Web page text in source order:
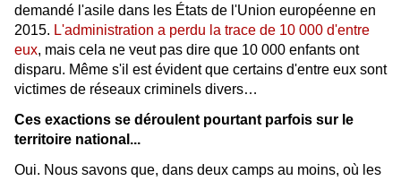
demandé l'asile dans les États de l'Union européenne en
2015. L'administration a perdu la trace de 10 000 d'entre
eux, mais cela ne veut pas dire que 10 000 enfants ont
disparu. Même s'il est évident que certains d'entre eux sont
victimes de réseaux criminels divers…
Ces exactions se déroulent pourtant parfois sur le
territoire national...
Oui. Nous savons que, dans deux camps au moins, où les